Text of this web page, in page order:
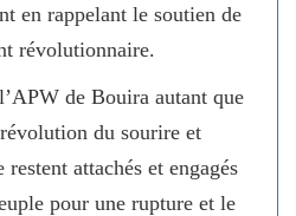
en rappelant le soutien de
révolutionnaire.
de Bouira autant que
du sourire et
attachés et engagés
pour une rupture et le